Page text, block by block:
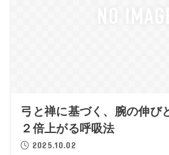
弓と禅に基づく、腕の伸び
２倍上がる呼吸法
2025.10.02